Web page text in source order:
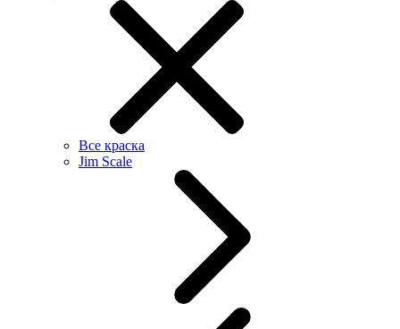
Все краска
Jim Scale